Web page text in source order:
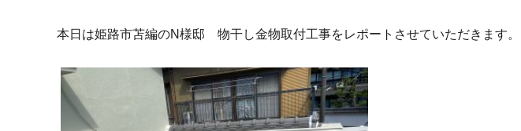
本日は姫路市苫編のN様邸 物干し金物取付工事をレポートさせていただきます。